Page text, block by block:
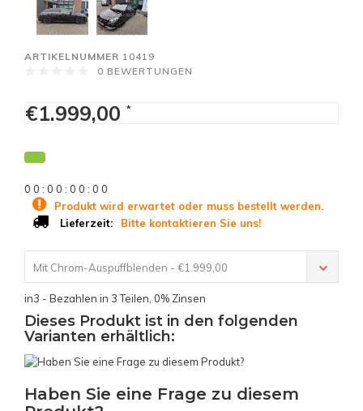
ARTIKELNUMMER 10419
0 BEWERTUNGEN
€1.999,00 *
0 0 : 0 0 : 0 0 : 0 0
Produkt wird erwartet oder muss bestellt werden.
Lieferzeit:
Bitte kontaktieren Sie uns!
Mit Chrom-Auspuffblenden - €1.999,00
in3 - Bezahlen in 3 Teilen, 0% Zinsen
Dieses Produkt ist in den folgenden
Varianten erhältlich:
Haben Sie eine Frage zu diesem